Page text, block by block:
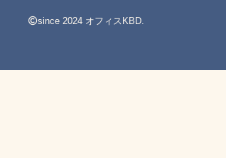
since 2024 オフィスKBD.